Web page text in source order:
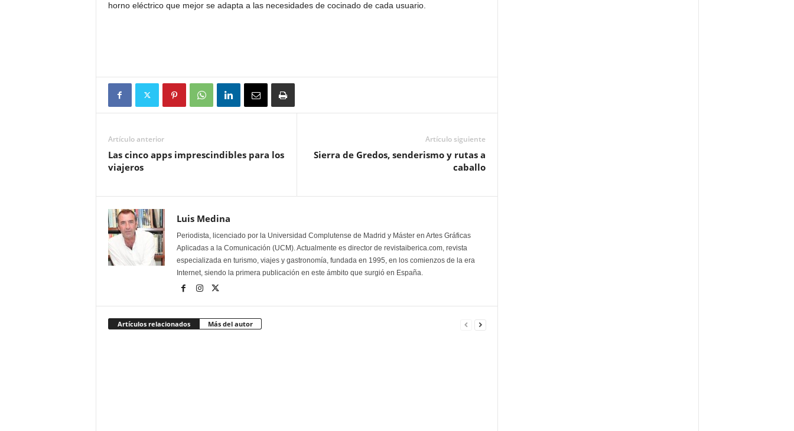
horno eléctrico que mejor se adapta a las necesidades de cocinado de cada usuario.
Artículo anterior
Las cinco apps imprescindibles para los
viajeros
Artículo siguiente
Sierra de Gredos, senderismo y rutas a
caballo
Luis Medina
Periodista, licenciado por la Universidad Complutense de Madrid y Máster en Artes Gráficas
Aplicadas a la Comunicación (UCM). Actualmente es director de revistaiberica.com, revista
especializada en turismo, viajes y gastronomía, fundada en 1995, en los comienzos de la era
Internet, siendo la primera publicación en este ámbito que surgió en España.
Artículos relacionados Más del autor